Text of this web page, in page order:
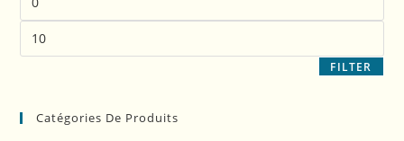
FILTER
Catégories De Produits